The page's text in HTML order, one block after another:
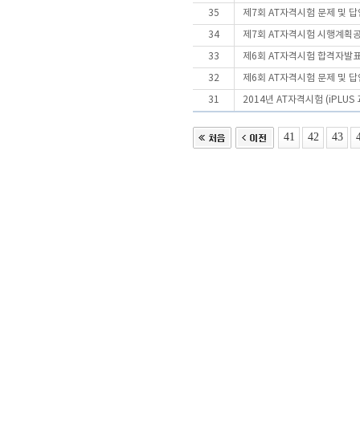
35 제7회 AT자격시험 문제 및 답
34 제7회 AT자격시험 시행계획
33 제6회 AT자격시험 합격자발
32 제6회 AT자격시험 문제 및 답
31 2014년 AT자격시험 (iPLUS
41 42 43